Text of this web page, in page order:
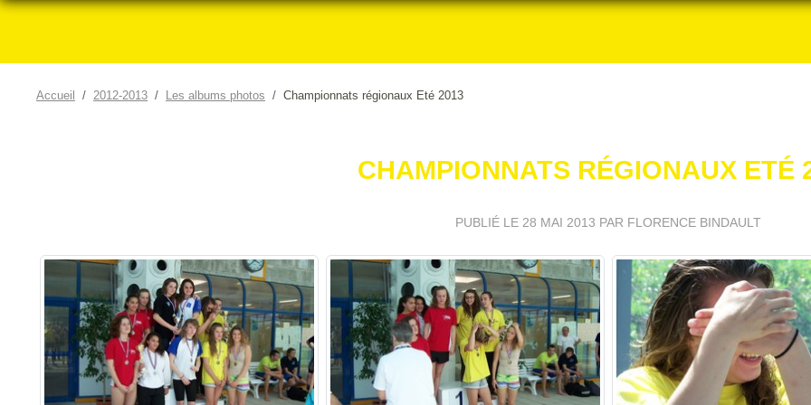
Accueil 2012-2013 Les albums photos Championnats régionaux Eté 2013
CHAMPIONNATS RÉGIONAUX ETÉ
PUBLIÉ LE 28 MAI 2013 PAR FLORENCE BINDAULT